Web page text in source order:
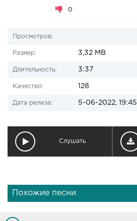
0
Просмотров:
Размер: 3,32 MB
Длительность: 3:37
Качество: 128
Дата релиза: 5-06-2022, 19:45
Слушать
Похожие песни